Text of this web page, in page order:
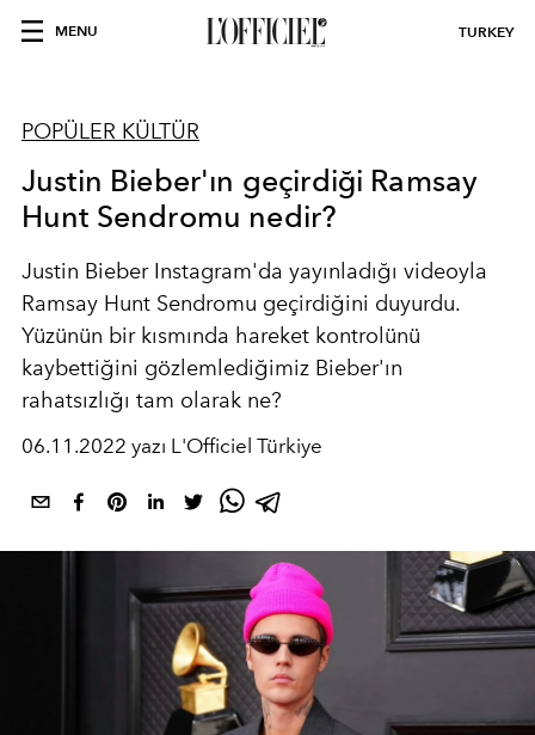
MENU TURKEY
POPÜLER KÜLTÜR
Justin Bieber'ın geçirdiği Ramsay
Hunt Sendromu nedir?
Justin Bieber Instagram'da yayınladığı videoyla
Ramsay Hunt Sendromu geçirdiğini duyurdu.
Yüzünün bir kısmında hareket kontrolünü
kaybettiğini gözlemlediğimiz Bieber'ın
rahatsızlığı tam olarak ne?
06.11.2022 yazı L'Officiel Türkiye